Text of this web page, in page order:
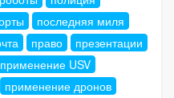
последняя миля
право
презентации
применение USV
применение дронов